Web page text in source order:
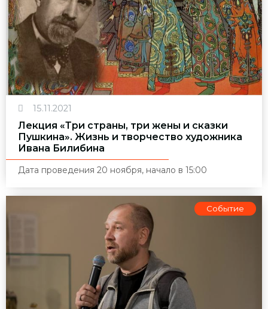
15.11.2021
Лекция «Три страны, три жены и сказки
Пушкина». Жизнь и творчество художника
Ивана Билибина
Дата проведения 20 ноября, начало в 15:00
Событие